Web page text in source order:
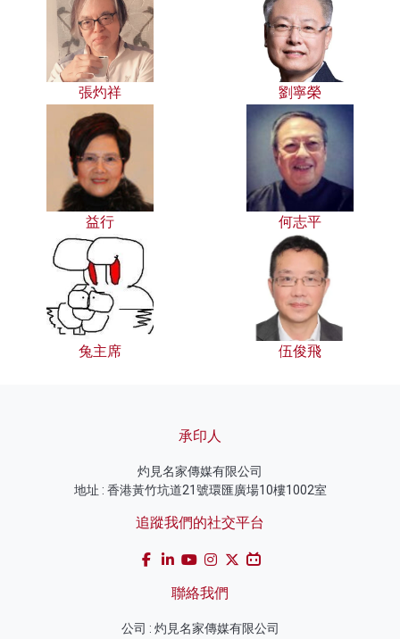
張灼祥 劉寧榮
益行 何志平
兔主席 伍俊飛
承印人
灼見名家傳媒有限公司
地址 : 香港黃竹坑道21號環匯廣場10樓1002室
追蹤我們的社交平台
聯絡我們
公司 : 灼見名家傳媒有限公司